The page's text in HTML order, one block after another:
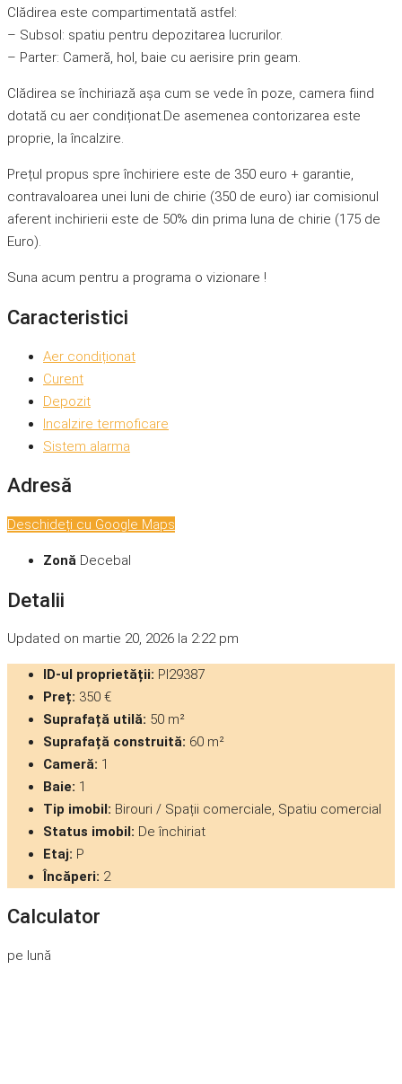
Clădirea este compartimentată astfel:
– Subsol: spatiu pentru depozitarea lucrurilor.
– Parter: Cameră, hol, baie cu aerisire prin geam.
Clădirea se închiriază așa cum se vede în poze, camera fiind
dotată cu aer condiționat.De asemenea contorizarea este
proprie, la încalzire.
Prețul propus spre închiriere este de 350 euro + garantie,
contravaloarea unei luni de chirie (350 de euro) iar comisionul
aferent inchirierii este de 50% din prima luna de chirie (175 de
Euro).
Suna acum pentru a programa o vizionare !
Caracteristici
Aer condiționat
Curent
Depozit
Incalzire termoficare
Sistem alarma
Adresă
Deschideți cu Google Maps
Zonă Decebal
Detalii
Updated on martie 20, 2026 la 2:22 pm
ID-ul proprietății: PI29387
Preț: 350 €
Suprafață utilă: 50 m²
Suprafață construită: 60 m²
Cameră: 1
Baie: 1
Tip imobil: Birouri / Spații comerciale, Spatiu comercial
Status imobil: De închiriat
Etaj: P
Încăperi: 2
Calculator
pe lună